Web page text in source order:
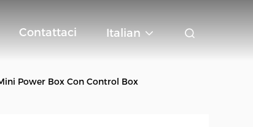
Contattaci Italian
Power Box Con Control Box